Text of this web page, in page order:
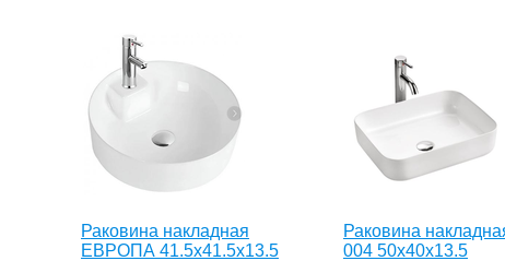
Раковина накладная
ЕВРОПА 41.5х41.5х13.5
Раковина
004 50х40х13.5